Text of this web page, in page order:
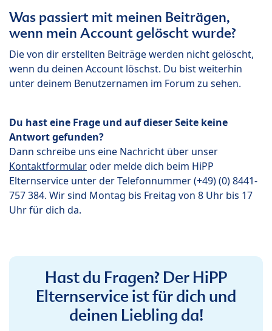
Was passiert mit meinen Beiträgen,
wenn mein Account gelöscht wurde?
Die von dir erstellten Beiträge werden nicht gelöscht,
wenn du deinen Account löschst. Du bist weiterhin
unter deinem Benutzernamen im Forum zu sehen.
Du hast eine Frage und auf dieser Seite keine
Antwort gefunden?
Dann schreibe uns eine Nachricht über unser
Kontaktformularoder melde dich beim HiPP
Elternservice unter der Telefonnummer (+49) (0) 8441-
757 384. Wir sind Montag bis Freitag von 8 Uhr bis 17
Uhr für dich da.
Hast du Fragen? Der HiPP
Elternservice ist für dich und
deinen Liebling da!